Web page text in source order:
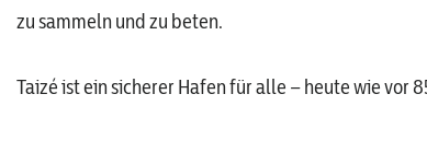
zu sammeln und zu beten.
Taizé ist ein sicherer Hafen für alle – heute wie vor